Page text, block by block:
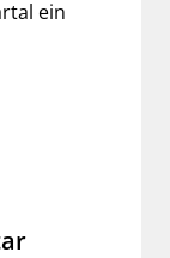
ein